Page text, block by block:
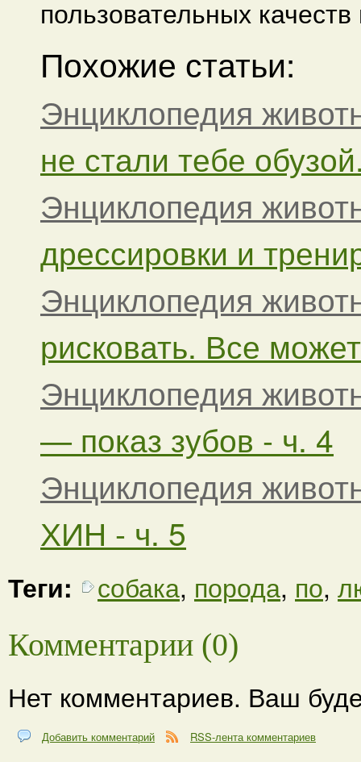
пользовательных
Похожие статьи:
Энциклопедия
не стали тебе
Энциклопедия
дрессировки и
Энциклопедия
рисковать. Все
Энциклопедия
— показ зубов - ч. 4
Энциклопедия
ХИН - ч. 5
Теги: собака, порода, по,
Комментарии (0)
Нет комментариев. Ваш
Добавить комментарий RSS-лента комментариев